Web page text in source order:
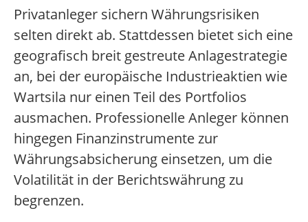
Privatanleger sichern Währungsrisiken
selten direkt ab. Stattdessen bietet sich eine
geografisch breit gestreute Anlagestrategie
an, bei der europäische Industrieaktien wie
Wartsila nur einen Teil des Portfolios
ausmachen. Professionelle Anleger können
hingegen Finanzinstrumente zur
Währungsabsicherung einsetzen, um die
Volatilität in der Berichtswährung zu
begrenzen.